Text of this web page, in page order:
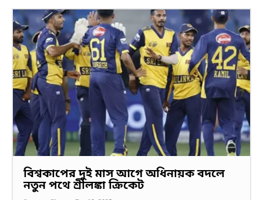
বিশ্বকাপের দুই মাস আগে অধিনায়ক বদলে
নতুন পথে শ্রীলঙ্কা ক্রিকেট